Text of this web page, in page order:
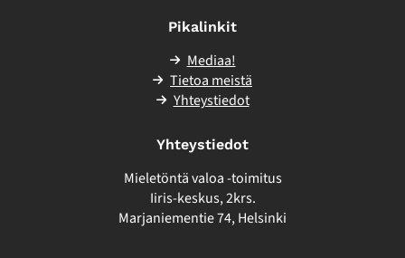
Pikalinkit
Mediaa!
Tietoa meistä
Yhteystiedot
Yhteystiedot
Mieletöntä valoa -toimitus
Iiris-keskus, 2krs.
Marjaniementie 74, Helsinki